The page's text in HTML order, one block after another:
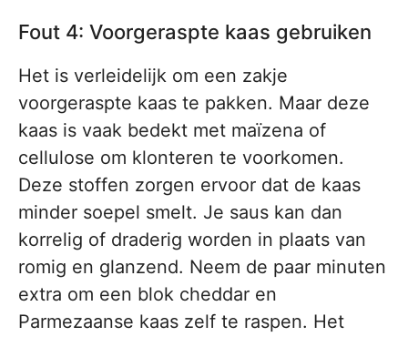
Fout 4: Voorgeraspte kaas gebruiken
Het is verleidelijk om een zakje
voorgeraspte kaas te pakken. Maar deze
kaas is vaak bedekt met maïzena of
cellulose om klonteren te voorkomen.
Deze stoffen zorgen ervoor dat de kaas
minder soepel smelt. Je saus kan dan
korrelig of draderig worden in plaats van
romig en glanzend. Neem de paar minuten
extra om een blok cheddar en
Parmezaanse kaas zelf te raspen. Het